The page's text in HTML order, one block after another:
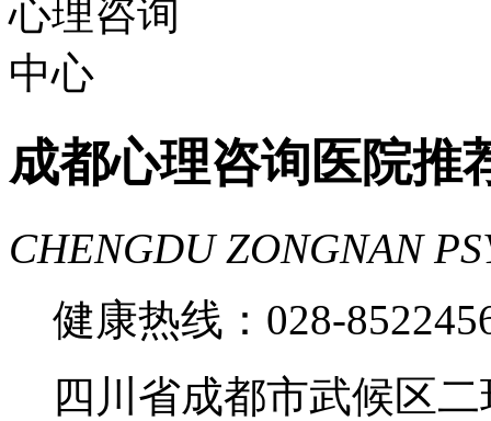
成都心理咨询医院推
CHENGDU ZONGNAN
健康热线：028-
四川省成都市武候区